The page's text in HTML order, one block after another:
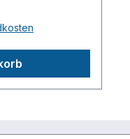
Str. 16,